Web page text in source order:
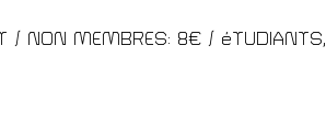
/ NON MEMBRES: 8€ /